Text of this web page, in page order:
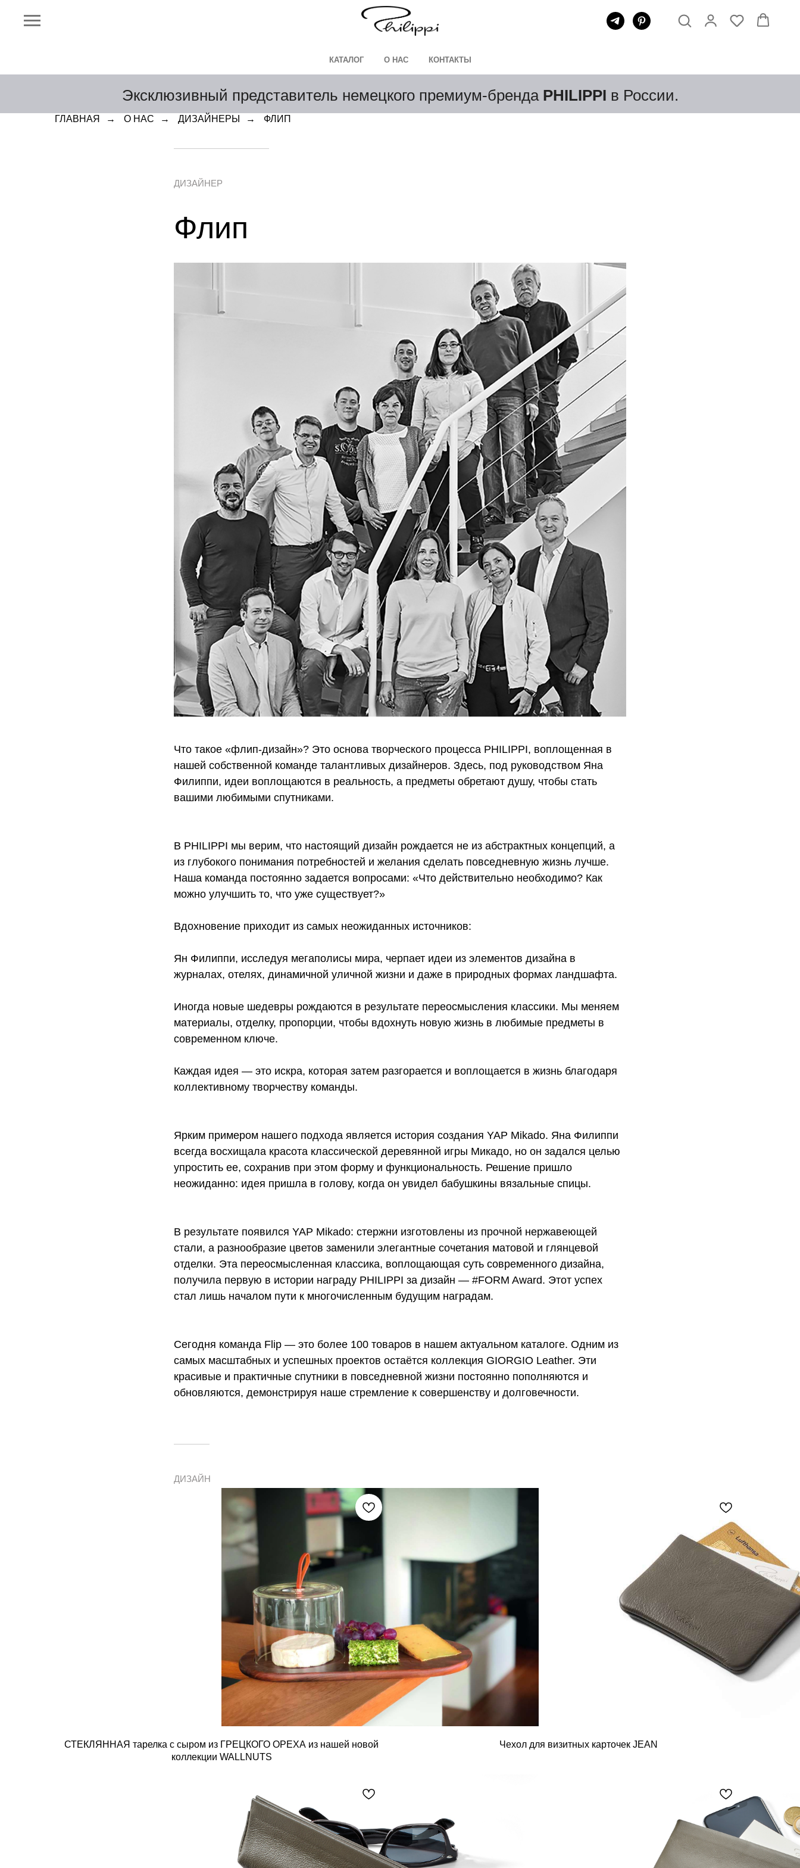
КАТАЛОГ О НАС КОНТАКТЫ
Эксклюзивный представитель немецкого премиум-бренда PHILIPPI в России.
ГЛАВНАЯ → О НАС → ДИЗАЙНЕРЫ → ФЛИП
ДИЗАЙНЕР
Флип
Что такое «флип-дизайн»? Это основа творческого процесса PHILIPPI, воплощенная в
нашей собственной команде талантливых дизайнеров. Здесь, под руководством Яна
Филиппи, идеи воплощаются в реальность, а предметы обретают душу, чтобы стать
вашими любимыми спутниками.
В PHILIPPI мы верим, что настоящий дизайн рождается не из абстрактных концепций, а
из глубокого понимания потребностей и желания сделать повседневную жизнь лучше.
Наша команда постоянно задается вопросами: «Что действительно необходимо? Как
можно улучшить то, что уже существует?»
Вдохновение приходит из самых неожиданных источников:
Ян Филиппи, исследуя мегаполисы мира, черпает идеи из элементов дизайна в
журналах, отелях, динамичной уличной жизни и даже в природных формах ландшафта.
Иногда новые шедевры рождаются в результате переосмысления классики. Мы меняем
материалы, отделку, пропорции, чтобы вдохнуть новую жизнь в любимые предметы в
современном ключе.
Каждая идея — это искра, которая затем разгорается и воплощается в жизнь благодаря
коллективному творчеству команды.
Ярким примером нашего подхода является история создания YAP Mikado. Яна Филиппи
всегда восхищала красота классической деревянной игры Микадо, но он задался целью
упростить ее, сохранив при этом форму и функциональность. Решение пришло
неожиданно: идея пришла в голову, когда он увидел бабушкины вязальные спицы.
В результате появился YAP Mikado: стержни изготовлены из прочной нержавеющей
стали, а разнообразие цветов заменили элегантные сочетания матовой и глянцевой
отделки. Эта переосмысленная классика, воплощающая суть современного дизайна,
получила первую в истории награду PHILIPPI за дизайн — #FORM Award. Этот успех
стал лишь началом пути к многочисленным будущим наградам.
Сегодня команда Flip — это более 100 товаров в нашем актуальном каталоге. Одним из
самых масштабных и успешных проектов остаётся коллекция GIORGIO Leather. Эти
красивые и практичные спутники в повседневной жизни постоянно пополняются и
обновляются, демонстрируя наше стремление к совершенству и долговечности.
ДИЗАЙН
СТЕКЛЯННАЯ тарелка с сыром из ГРЕЦКОГО ОРЕХА из нашей новой
коллекции WALLNUTS
Чехол для визитных карточек JEAN